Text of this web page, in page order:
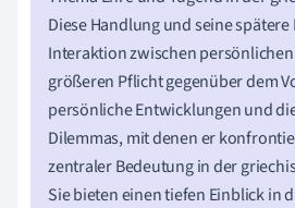
Diese Handlung und seine
Interaktion zwischen
größeren Pflicht gegenüber dem
persönliche Entwicklungen und
Dilemmas, mit denen er
zentraler Bedeutung in der
Sie bieten einen tiefen Einblick in